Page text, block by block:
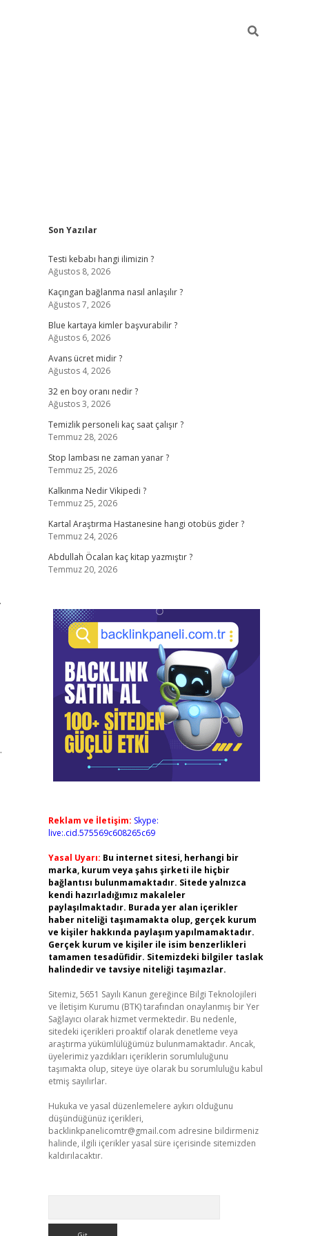
Sidebar
Son Yazılar
Testi kebabı hangi ilimizin ?
Ağustos 8, 2026
Kaçıngan bağlanma nasıl anlaşılır ?
Ağustos 7, 2026
Blue kartaya kimler başvurabilir ?
Ağustos 6, 2026
Avans ücret midir ?
Ağustos 4, 2026
32 en boy oranı nedir ?
Ağustos 3, 2026
Temizlik personeli kaç saat çalışır ?
Temmuz 28, 2026
Stop lambası ne zaman yanar ?
Temmuz 25, 2026
Kalkınma Nedir Vikipedi ?
Temmuz 25, 2026
Kartal Araştırma Hastanesine hangi otobüs gider ?
Temmuz 24, 2026
Abdullah Öcalan kaç kitap yazmıştır ?
Temmuz 20, 2026
Reklam ve İletişim: Skype:
live:.cid.575569c608265c69
Yasal Uyarı: Bu internet sitesi, herhangi bir
marka, kurum veya şahıs şirketi ile hiçbir
bağlantısı bulunmamaktadır. Sitede yalnızca
kendi hazırladığımız makaleler
paylaşılmaktadır. Burada yer alan içerikler
haber niteliği taşımamakta olup, gerçek kurum
ve kişiler hakkında paylaşım yapılmamaktadır.
Gerçek kurum ve kişiler ile isim benzerlikleri
tamamen tesadüfidir. Sitemizdeki bilgiler taslak
halindedir ve tavsiye niteliği taşımazlar.
Sitemiz, 5651 Sayılı Kanun gereğince Bilgi Teknolojileri
ve İletişim Kurumu (BTK) tarafından onaylanmış bir Yer
Sağlayıcı olarak hizmet vermektedir. Bu nedenle,
sitedeki içerikleri proaktif olarak denetleme veya
araştırma yükümlülüğümüz bulunmamaktadır. Ancak,
üyelerimiz yazdıkları içeriklerin sorumluluğunu
taşımakta olup, siteye üye olarak bu sorumluluğu kabul
etmiş sayılırlar.
Hukuka ve yasal düzenlemelere aykırı olduğunu
düşündüğünüz içerikleri,
backlinkpanelicomtr@gmail.com adresine bildirmeniz
halinde, ilgili içerikler yasal süre içerisinde sitemizden
kaldırılacaktır.